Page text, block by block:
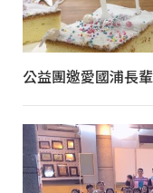
公益團邀愛國浦長